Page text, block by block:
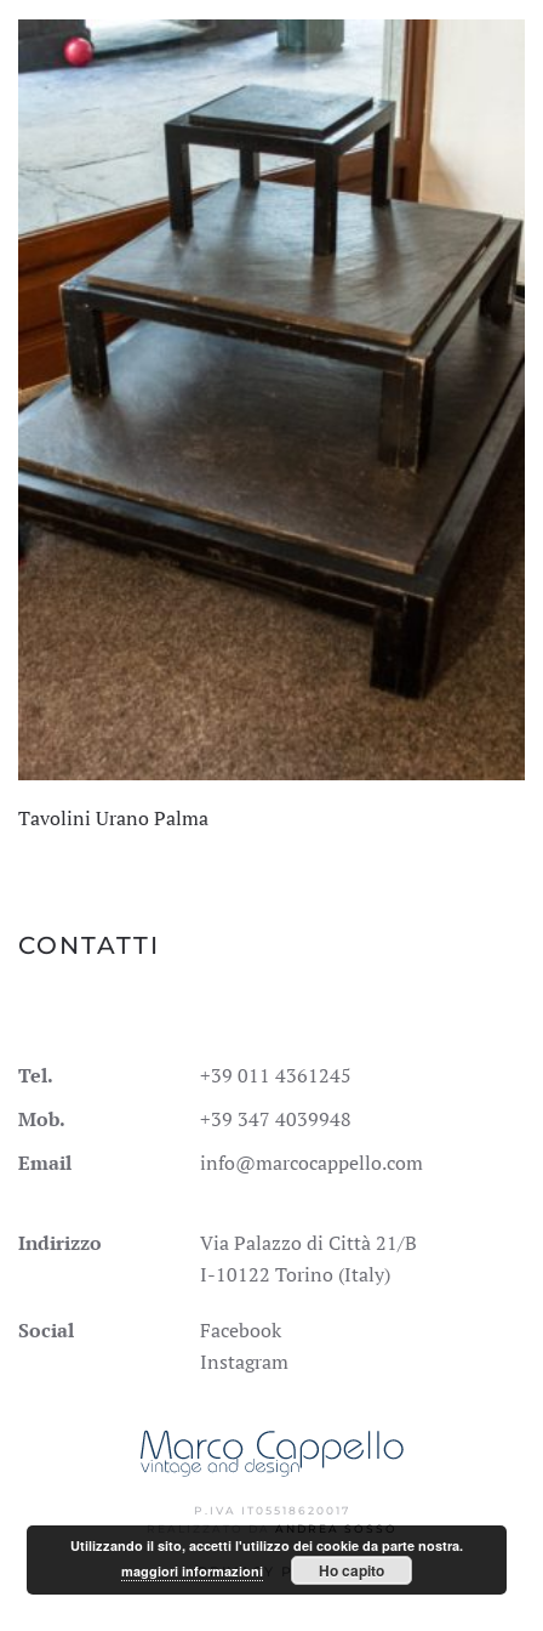
Tavolini Urano Palma
CONTATTI
Tel.
+39 011 4361245
Mob.
+39 347 4039948
Email
info@marcocappello.com
Indirizzo
Via Palazzo di Città 21/B
I-10122 Torino (Italy)
Social
Facebook
Instagram
P.IVA IT05518620017
REALIZZATO DAANDREA SOSSO
PRIVACY POLICY
Utilizzando il sito, accetti l'utilizzo dei cookie da parte nostra.
maggiori informazioni
Ho capito